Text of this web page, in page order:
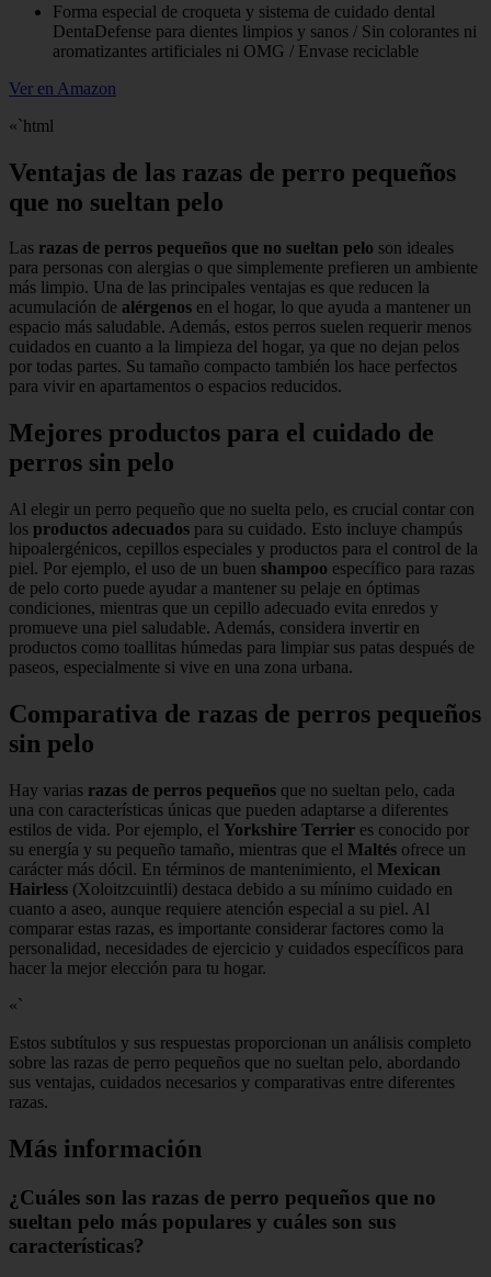
Forma especial de croqueta y sistema de cuidado dental
DentaDefense para dientes limpios y sanos / Sin colorantes ni
aromatizantes artificiales ni OMG / Envase reciclable
Ver en Amazon
«`html
Ventajas de las razas de perro pequeños
que no sueltan pelo
Las razas de perros pequeños que no sueltan pelo son ideales
para personas con alergias o que simplemente prefieren un ambiente
más limpio. Una de las principales ventajas es que reducen la
acumulación de alérgenos en el hogar, lo que ayuda a mantener un
espacio más saludable. Además, estos perros suelen requerir menos
cuidados en cuanto a la limpieza del hogar, ya que no dejan pelos
por todas partes. Su tamaño compacto también los hace perfectos
para vivir en apartamentos o espacios reducidos.
Mejores productos para el cuidado de
perros sin pelo
Al elegir un perro pequeño que no suelta pelo, es crucial contar con
los productos adecuados para su cuidado. Esto incluye champús
hipoalergénicos, cepillos especiales y productos para el control de la
piel. Por ejemplo, el uso de un buen shampoo específico para razas
de pelo corto puede ayudar a mantener su pelaje en óptimas
condiciones, mientras que un cepillo adecuado evita enredos y
promueve una piel saludable. Además, considera invertir en
productos como toallitas húmedas para limpiar sus patas después de
paseos, especialmente si vive en una zona urbana.
Comparativa de razas de perros pequeños
sin pelo
Hay varias razas de perros pequeños que no sueltan pelo, cada
una con características únicas que pueden adaptarse a diferentes
estilos de vida. Por ejemplo, el Yorkshire Terrier es conocido por
su energía y su pequeño tamaño, mientras que el Maltés ofrece un
carácter más dócil. En términos de mantenimiento, el Mexican
Hairless (Xoloitzcuintli) destaca debido a su mínimo cuidado en
cuanto a aseo, aunque requiere atención especial a su piel. Al
comparar estas razas, es importante considerar factores como la
personalidad, necesidades de ejercicio y cuidados específicos para
hacer la mejor elección para tu hogar.
«`
Estos subtítulos y sus respuestas proporcionan un análisis completo
sobre las razas de perro pequeños que no sueltan pelo, abordando
sus ventajas, cuidados necesarios y comparativas entre diferentes
razas.
Más información
¿Cuáles son las razas de perro pequeños que no
sueltan pelo más populares y cuáles son sus
características?